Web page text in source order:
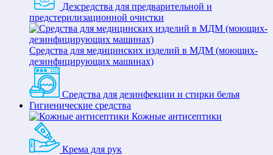
Дезсредства для предварительной и
предстерилизационной очистки
Средства для медицинских изделий в МДМ (моющих-
дезинфицирующих машинах)
Средства для дезинфекции и стирки белья
Гигиенические средства
Кожные антисептики
Крема для рук